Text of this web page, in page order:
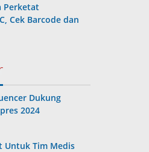
Perketat
Cek Barcode dan
Dukung
2024
Untuk Tim Medis